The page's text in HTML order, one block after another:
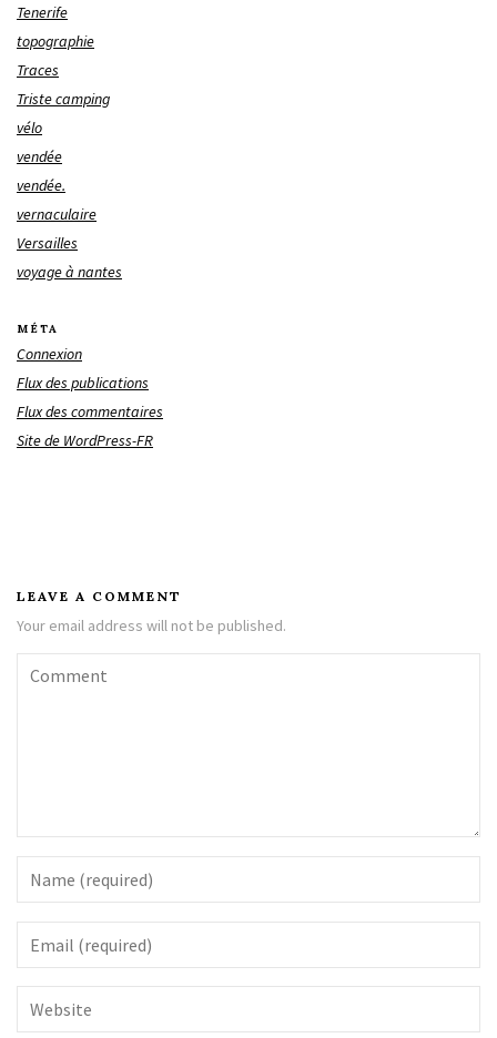
Tenerife
topographie
Traces
Triste camping
vélo
vendée
vendée.
vernaculaire
Versailles
voyage à nantes
MÉTA
Connexion
Flux des publications
Flux des commentaires
Site de WordPress-FR
LEAVE A COMMENT
Your email address will not be published.